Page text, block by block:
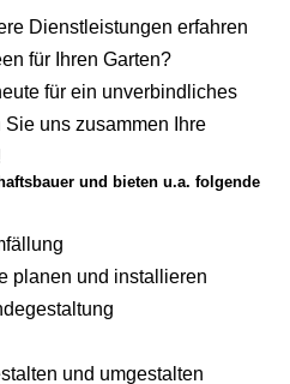
Dienstleistungen erfahren
für Ihren Garten?
für ein unverbindliches
uns zusammen Ihre
und bieten u.a. folgende
planen und installieren
und umgestalten